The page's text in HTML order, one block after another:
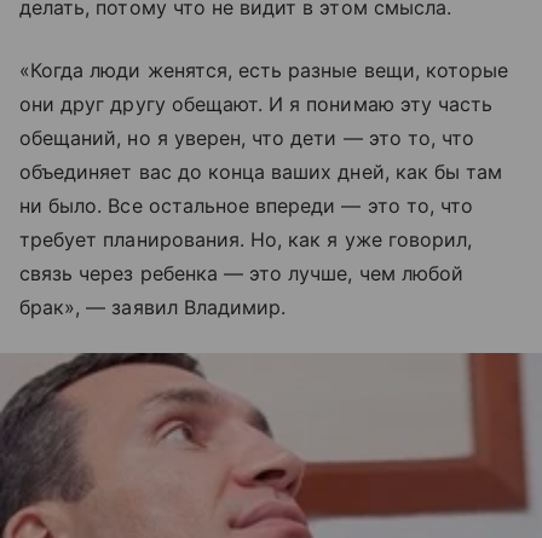
делать, потому что не видит в этом смысла.
«Когда люди женятся, есть разные вещи, которые
они друг другу обещают. И я понимаю эту часть
обещаний, но я уверен, что дети — это то, что
объединяет вас до конца ваших дней, как бы там
ни было. Все остальное впереди — это то, что
требует планирования. Но, как я уже говорил,
связь через ребенка — это лучше, чем любой
брак», — заявил Владимир.